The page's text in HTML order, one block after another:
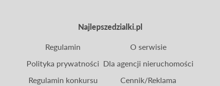
Najlepszedzialki.pl
Regulamin
Polityka prywatności
Regulamin konkursu
O serwisie
Dla agencji nieruchomości
Cennik/Reklama